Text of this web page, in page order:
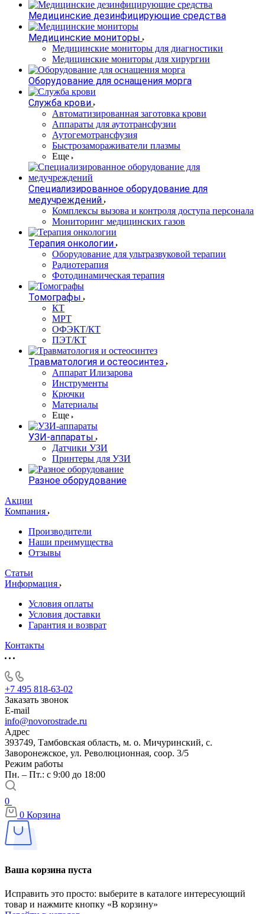
Медицинские дезинфицирующие средства
Медицинские мониторы
Медицинские мониторы для диагностики
Медицинские мониторы для хирургии
Оборудование для оснащения морга
Служба крови
Автоматизированная заготовка крови
Аппараты для аутотрансфузии
Аутогемотрансфузия
Быстрозамораживатели плазмы
Еще
Специализированное оборудование для
медучреждений
Комплексы вызова и контроля доступа персонала
Мониторинг медицинских газов
Терапия онкологии
Оборудование для ультразвуковой терапии
Радиотерапия
Фотодинамическая терапия
Томографы
КТ
МРТ
ОФЭКТ/КТ
ПЭТ/КТ
Травматология и остеосинтез
Аппарат Илизарова
Инструменты
Крючки
Материалы
Еще
УЗИ-аппараты
Датчики УЗИ
Принтеры для УЗИ
Разное оборудование
Акции
Компания
Производители
Наши преимущества
Отзывы
Статьи
Информация
Условия оплаты
Условия доставки
Гарантия и возврат
Контакты
+7 495 818-63-02
Заказать звонок
E-mail
info@novorostrade.ru
Адрес
393749, Тамбовская область, м. о. Мичуринский, с.
Заворонежское, ул. Революционная, соор. 3/5
Режим работы
Пн. – Пт.: с 9:00 до 18:00
0
0 Корзина
Ваша корзина пуста
Исправить это просто: выберите в каталоге интересующий
товар и нажмите кнопку «В корзину»